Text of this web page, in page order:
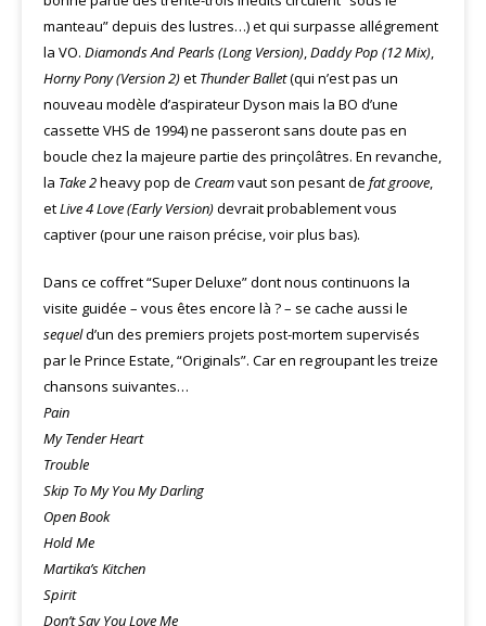
manteau” depuis des lustres…) et qui surpasse allégrement
la VO. Diamonds And Pearls (Long Version),Daddy Pop (12 Mix),
Horny Pony (Version 2)et Thunder Ballet(qui n’est pas un
nouveau modèle d’aspirateur Dyson mais la BO d’une
cassette VHS de 1994) ne passeront sans doute pas en
boucle chez la majeure partie des prinçolâtres. En revanche,
la Take 2heavy pop de Creamvaut son pesant de fat groove,
etLive 4 Love (Early Version)devrait probablement vous
captiver (pour une raison précise, voir plus bas).
Dans ce coffret “Super Deluxe” dont nous continuons la
visite guidée – vous êtes encore là ? – se cache aussi le
sequeld’un des premiers projets post-mortem supervisés
par le Prince Estate, “Originals”. Car en regroupant les treize
chansons suivantes…
Pain
My Tender Heart
Trouble
Skip To My You My Darling
Open Book
Hold Me
Martika’s Kitchen
Spirit
Don’t Say You Love Me